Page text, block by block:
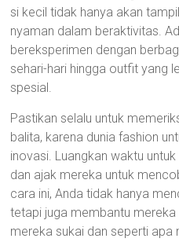
si kecil tidak hanya akan
nyaman dalam beraktivitas.
bereksperimen dengan
sehari-hari hingga outfit yang
spesial.
Pastikan selalu untuk
balita, karena dunia fashion
inovasi. Luangkan waktu
dan ajak mereka untuk
cara ini, Anda tidak hanya
tetapi juga membantu
mereka sukai dan seperti apa